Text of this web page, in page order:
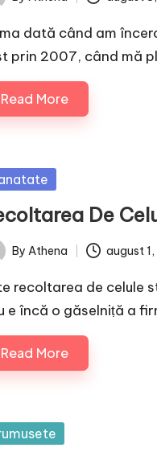
dată când am
prin 2007, când mă
Read More
De
By Athena august
recoltarea de celule
e încă o găselniṭă a
Read More